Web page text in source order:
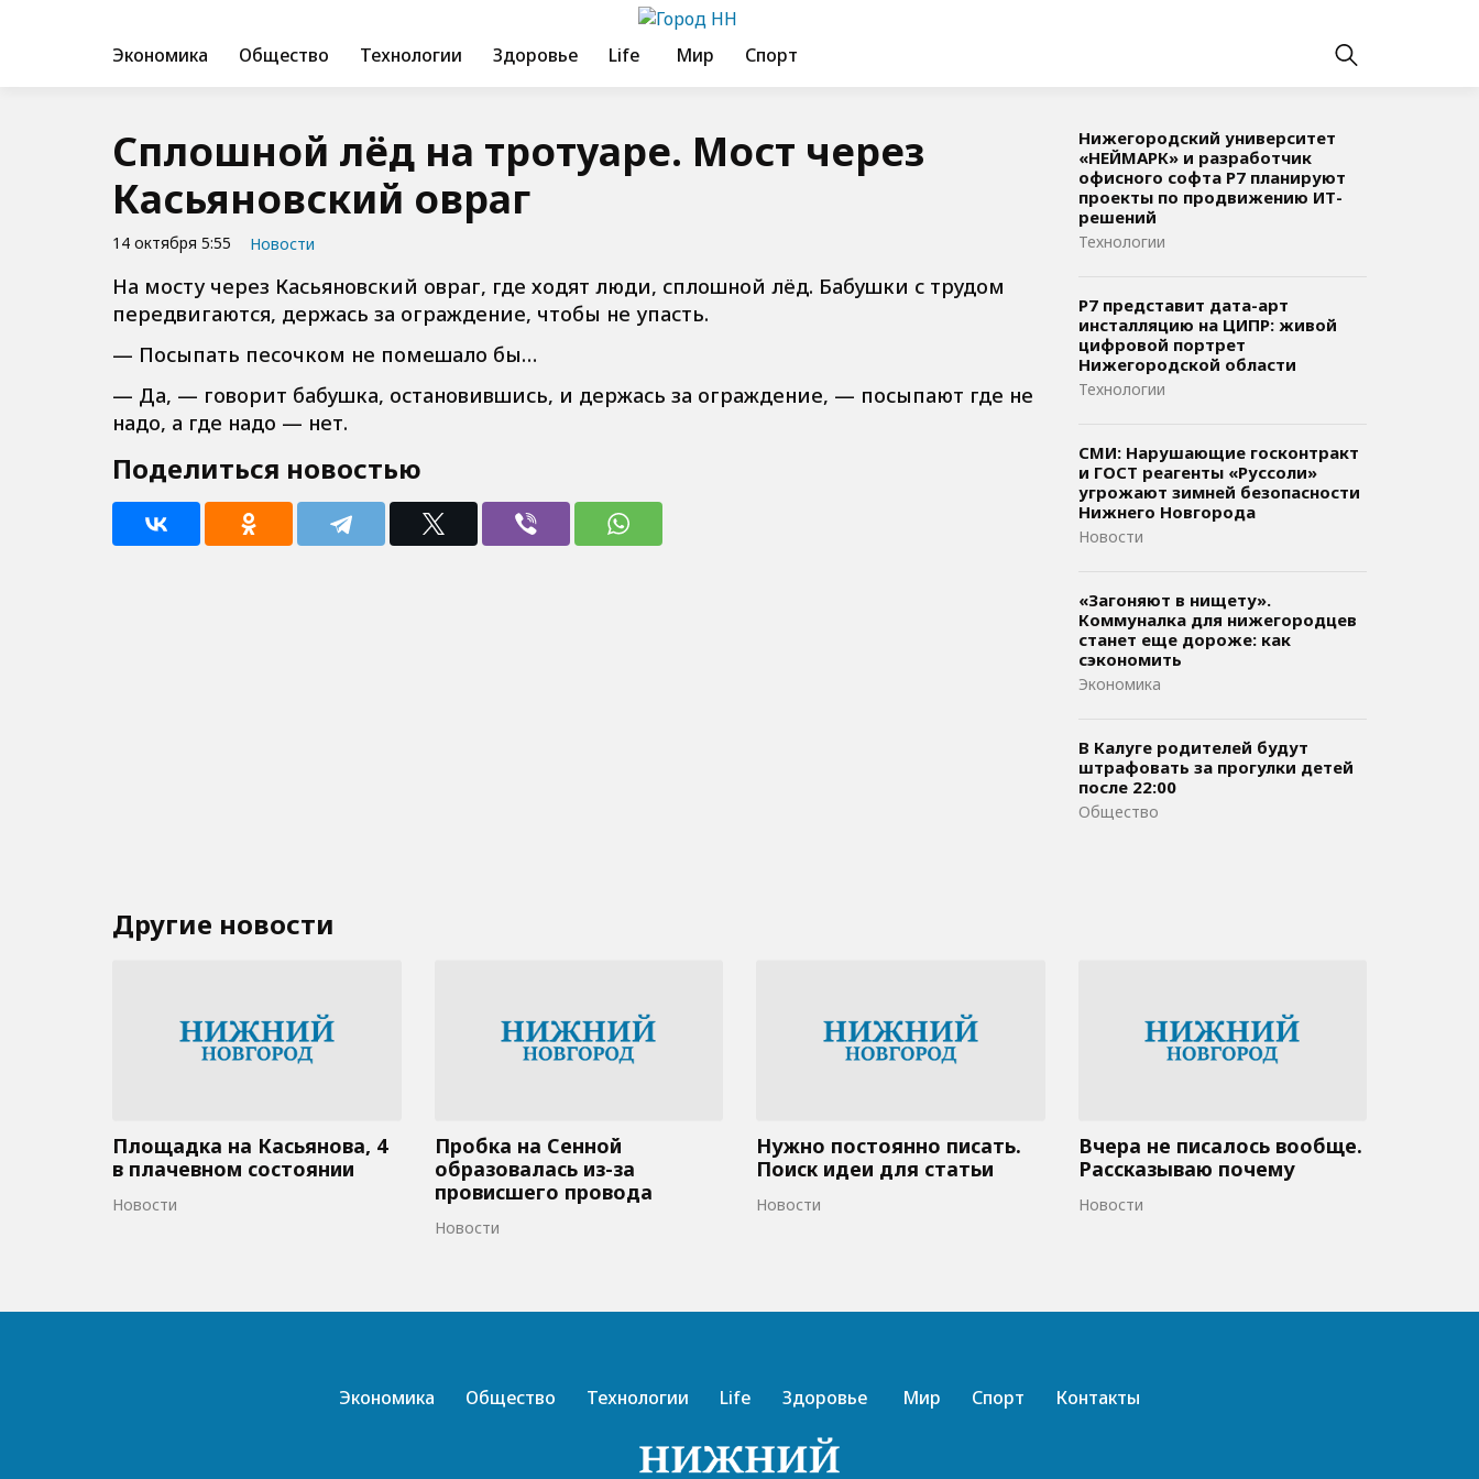
Экономика Общество Технологии Здоровье Life Мир Спорт
Сплошной лёд на тротуаре. Мост через
Касьяновский овраг
14 октября 5:55 Новости
На мосту через Касьяновский овраг, где ходят люди, сплошной лёд. Бабушки с трудом
передвигаются, держась за ограждение, чтобы не упасть.
— Посыпать песочком не помешало бы…
— Да, — говорит бабушка, остановившись, и держась за ограждение, — посыпают где не
надо, а где надо — нет.
Поделиться новостью
Нижегородский университет
«НЕЙМАРК» и разработчик
офисного софта P7 планируют
проекты по продвижению ИТ-
решений
Технологии
Р7 представит дата-арт
инсталляцию на ЦИПР: живой
цифровой портрет
Нижегородской области
Технологии
СМИ: Нарушающие госконтракт
и ГОСТ реагенты «Руссоли»
угрожают зимней безопасности
Нижнего Новгорода
Новости
«Загоняют в нищету».
Коммуналка для нижегородцев
станет еще дороже: как
сэкономить
Экономика
В Калуге родителей будут
штрафовать за прогулки детей
после 22:00
Общество
Другие новости
Площадка на Касьянова, 4
в плачевном состоянии
Новости
Пробка на Сенной
образовалась из-за
провисшего провода
Новости
Нужно постоянно писать.
Поиск идеи для статьи
Новости
Вчера не писалось вообще.
Рассказываю почему
Новости
Экономика Общество Технологии Life Здоровье Мир Спорт Контакты